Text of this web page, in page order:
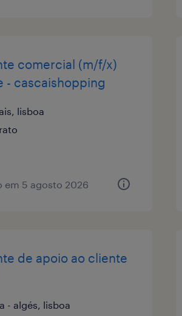
comercial (m/f/x)
- cascaishopping
lisboa
em 5 agosto 2026
de apoio ao cliente
- algés, lisboa